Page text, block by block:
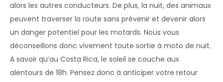
alors les autres conducteurs. De plus, la nuit, des animaux
peuvent traverser la route sans prévenir et devenir alors
un danger potentiel pour les motards. Nous vous
déconseillons donc vivement toute sortie à moto de nuit.
A savoir qu’au Costa Rica, le soleil se couche aux
alentours de 18h. Pensez donc à anticiper votre retour